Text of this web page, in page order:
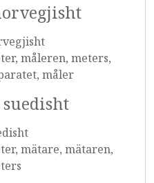
måleren, meters,
måler
mätare, mätaren,